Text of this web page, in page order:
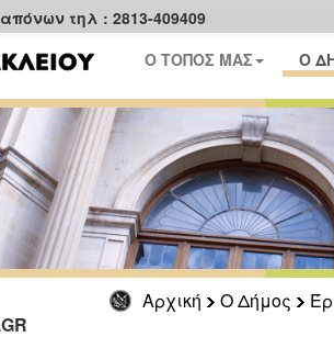
τηλ : 2813-409409
Ο ΤΟΠΟΣ ΜΑΣ Ο
Αρχική Ο Δήμος